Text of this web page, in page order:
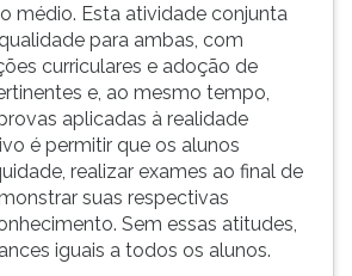
médio. Esta atividade conjunta
para ambas, com
curriculares e adoção de
e, ao mesmo tempo,
aplicadas à realidade
é permitir que os alunos
realizar exames ao final de
suas respectivas
Sem essas atitudes,
iguais a todos os alunos.